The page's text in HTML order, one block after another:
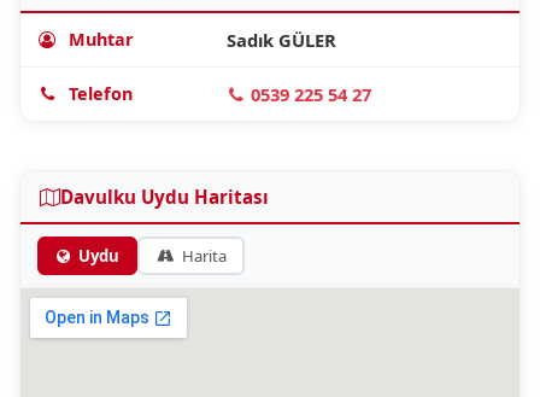
Muhtar Sadık GÜLER
Telefon 0539 225 54 27
Davulku Uydu Haritası
Uydu Harita